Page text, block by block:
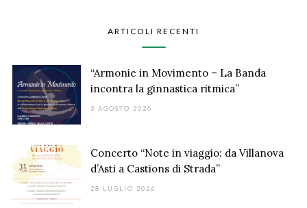
ARTICOLI RECENTI
“Armonie in Movimento – La Banda
incontra la ginnastica ritmica”
3 AGOSTO 2026
Concerto “Note in viaggio: da Villanova
d’Asti a Castions di Strada”
28 LUGLIO 2026